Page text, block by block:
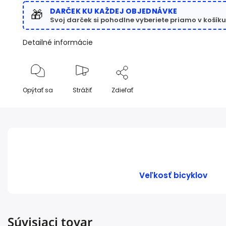
🎁 DARČEK KU KAŽDEJ OBJEDNÁVKE
Svoj darček si pohodlne vyberiete priamo v
Detailné informácie
Opýtať sa Strážiť Zdieľať
Veľkosť bicyklov
Súvisiaci tovar